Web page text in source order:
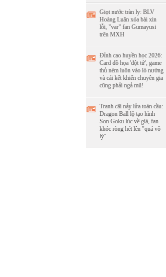
Giọt nước tràn ly: BLV
Hoàng Luân xóa bài xin
lỗi, "var" fan Gumayusi
trên MXH
Đỉnh cao huyền học 2026:
Card đồ họa 'đột tử', game
thủ ném luôn vào lò nướng
và cái kết khiến chuyên gia
cũng phải ngả mũ!
Tranh cãi nảy lửa toàn cầu:
Dragon Ball lộ tạo hình
Son Goku lúc về già, fan
khóc ròng hét lên "quá vô
lý"